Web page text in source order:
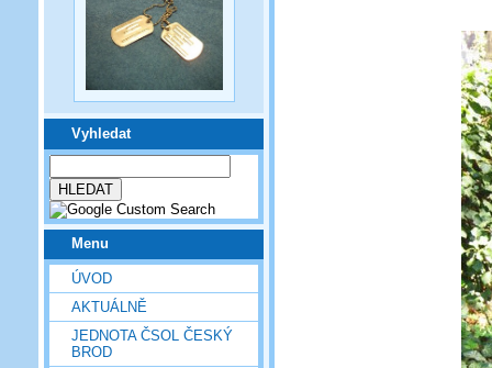
Vyhledat
Menu
ÚVOD
AKTUÁLNĚ
JEDNOTA ČSOL ČESKÝ
BROD